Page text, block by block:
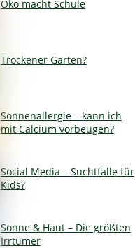
Öko macht Schule
Trockener Garten?
Sonnenallergie – kann ich
mit Calcium vorbeugen?
Social Media – Suchtfalle für
Kids?
Sonne & Haut – Die größten
Irrtümer